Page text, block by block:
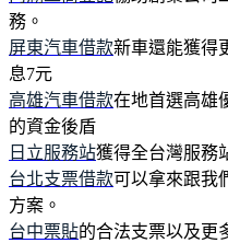
務。
屏東汽車借款新車還能獲得
息7元
高雄汽車借款在地首選高雄
的資金後盾
日立服務站獲得全台灣服務
台北支票借款可以拿來跟我
方案。
台中票貼的合法支票以及更